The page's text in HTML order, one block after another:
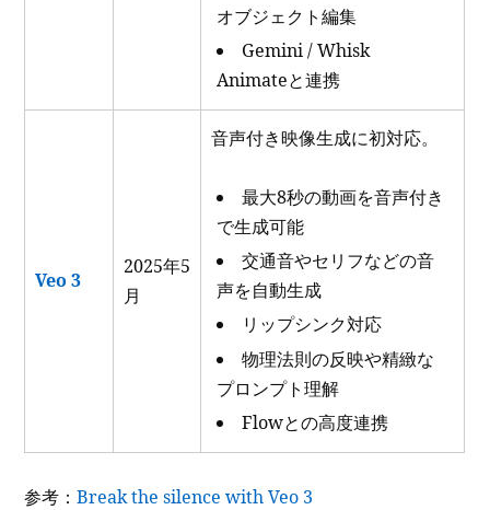
オブジェクト編集
Gemini / Whisk
Animateと連携
Veo 3
2025年5
月
音声付き映像生成に初対応。
最大8秒の動画を音声付き
で生成可能
交通音やセリフなどの音
声を自動生成
リップシンク対応
物理法則の反映や精緻な
プロンプト理解
Flowとの高度連携
参考：Break the silence with Veo 3